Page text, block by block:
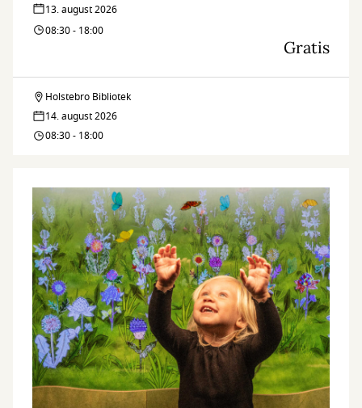
13. august 2026
08:30 - 18:00
Gratis
Legedalen
–
venner
med
naturen
Holstebro Bibliotek
14. august 2026
08:30 - 18:00